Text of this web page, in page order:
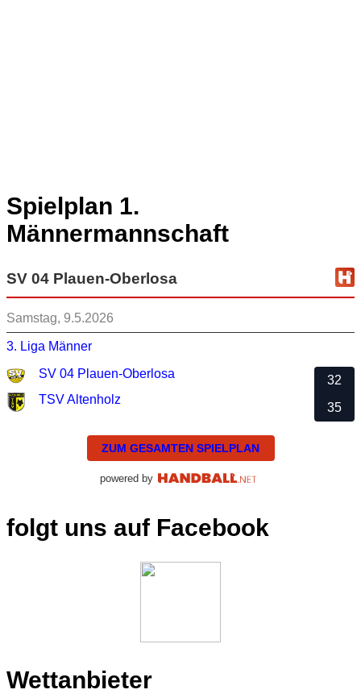
Spielplan 1.
Männermannschaft
SV 04 Plauen-Oberlosa
Samstag, 9.5.2026
3. Liga Männer
SV 04 Plauen-Oberlosa
TSV Altenholz
32
35
ZUM GESAMTEN SPIELPLAN
powered by
folgt uns auf Facebook
Wettanbieter